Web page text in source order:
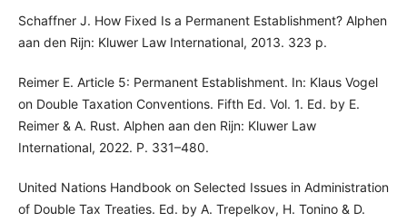
Schaffner J. How Fixed Is a Permanent Establishment? Alphen
aan den Rijn: Kluwer Law International, 2013. 323 p.
Reimer E. Article 5: Permanent Establishment. In: Klaus Vogel
on Double Taxation Conventions. Fifth Ed. Vol. 1. Ed. by E.
Reimer & A. Rust. Alphen aan den Rijn: Kluwer Law
International, 2022. P. 331–480.
United Nations Handbook on Selected Issues in Administration
of Double Tax Treaties. Ed. by A. Trepelkov, H. Tonino & D.